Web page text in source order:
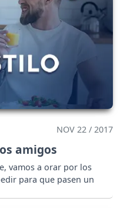
NOV 22 / 2017
amigos
vamos a orar por los
para que pasen un